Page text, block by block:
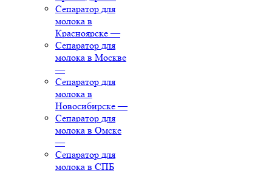
Сепаратор для
молока в
Красноярске —
Сепаратор для
молока в Москве
—
Сепаратор для
молока в
Новосибирске —
Сепаратор для
молока в Омске
—
Сепаратор для
молока в СПБ